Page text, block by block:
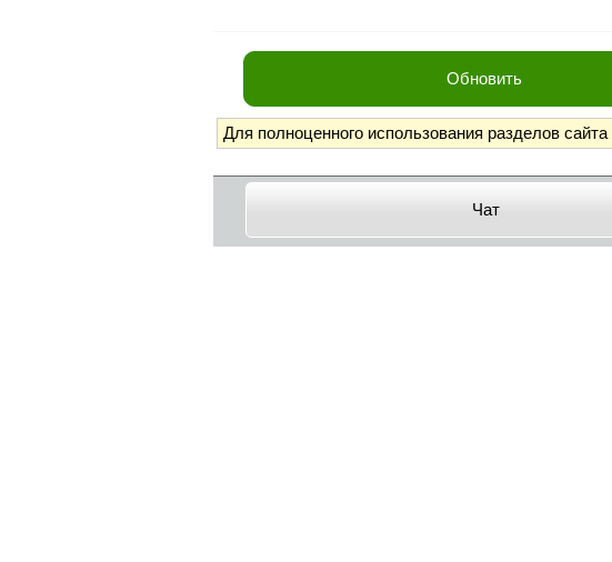
Обновить
Для полноценного использования разделов сайта
Чат